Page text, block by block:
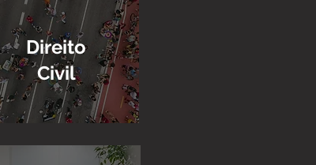
Direito
Civil